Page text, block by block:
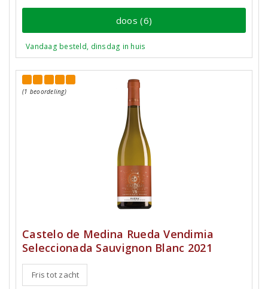
doos (6)
Vandaag besteld, dinsdag in huis
(1 beoordeling)
Castelo de Medina Rueda Vendimia
Seleccionada Sauvignon Blanc 2021
Fris tot zacht